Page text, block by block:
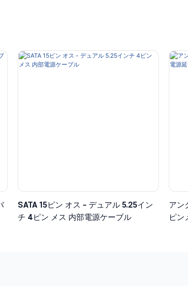
SATA 15ピン オス - デュアル 5.25イン
チ 4ピン メス 内部電源ケーブル
アン
ピン